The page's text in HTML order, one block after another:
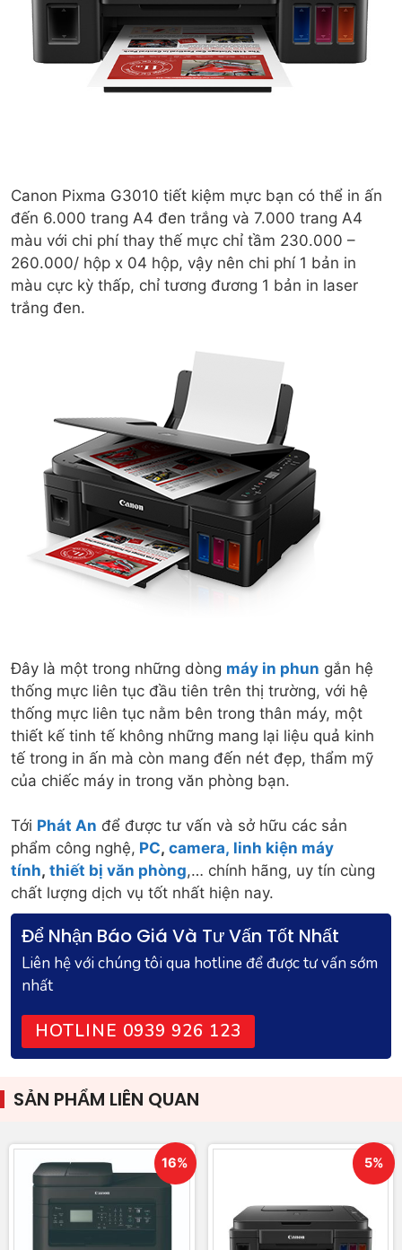
Canon Pixma G3010 tiết kiệm mực bạn có thể in ấn
đến 6.000 trang A4 đen trắng và 7.000 trang A4
màu với chi phí thay thế mực chỉ tầm 230.000 –
260.000/ hộp x 04 hộp, vậy nên chi phí 1 bản in
màu cực kỳ thấp, chỉ tương đương 1 bản in laser
trắng đen.
Đây là một trong những dòng máy in phun gắn hệ
thống mực liên tục đầu tiên trên thị trường, với hệ
thống mực liên tục nằm bên trong thân máy, một
thiết kế tinh tế không những mang lại liệu quả kinh
tế trong in ấn mà còn mang đến nét đẹp, thẩm mỹ
của chiếc máy in trong văn phòng bạn.
Tới Phát An để được tư vấn và sở hữu các sản
phẩm công nghệ, PC, camera, linh kiện máy
tính, thiết bị văn phòng,… chính hãng, uy tín cùng
chất lượng dịch vụ tốt nhất hiện nay.
Để Nhận Báo Giá Và Tư Vấn Tốt Nhất
Liên hệ với chúng tôi qua hotline để được tư vấn sớm
nhất
HOTLINE 0939 926 123
SẢN PHẨM LIÊN QUAN
16% 5%